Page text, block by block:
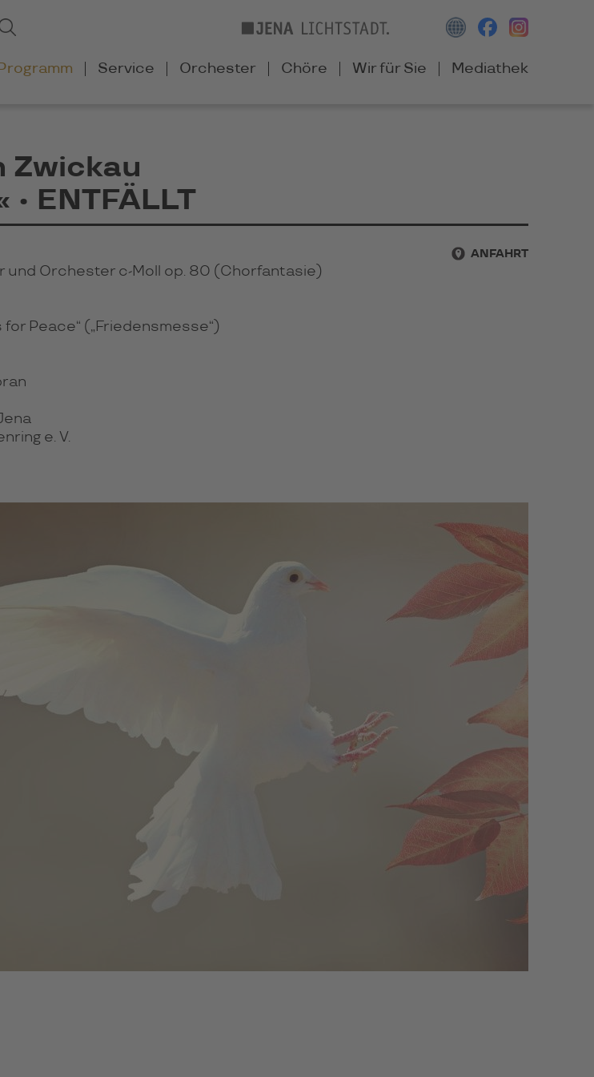
Navigation
Programm Service Orchester Chöre Wir für Sie Mediathek
Zwickau
• ENTFÄLLT
ANFAHRT
und Orchester c-Moll op. 80 (Chorfantasie)
for Peace“ („Friedensmesse“)
e. V.